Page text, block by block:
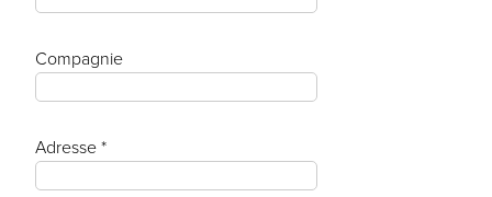
Compagnie
Adresse *